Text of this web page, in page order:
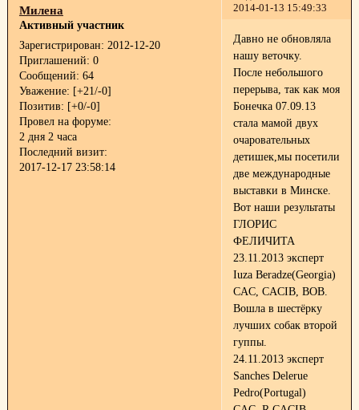
2014-01-13 15:49:33
Милена
Активный участник
Зарегистрирован: 2012-12-20
Приглашений: 0
Сообщений: 64
Уважение: [+21/-0]
Позитив: [+0/-0]
Провел на форуме:
2 дня 2 часа
Последний визит:
2017-12-17 23:58:14
Давно не обновляла
нашу веточку.
После небольшого
перерыва, так как моя
Бонечка 07.09.13
стала мамой двух
очаровательных
детишек,мы посетили
две международные
выставки в Минске.
Вот наши результаты
ГЛОРИС
ФЕЛИЧИТА
23.11.2013 эксперт
Iuza Beradze(Georgia)
CAC, CACIB, BOB.
Вошла в шестёрку
лучших собак второй
гуппы.
24.11.2013 эксперт
Sanches Delerue
Pedro(Portugal)